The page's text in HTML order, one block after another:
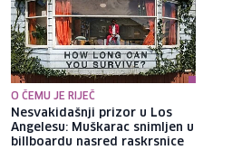
O ČEMU JE RIJEČ
Nesvakidašnji prizor u Los
Angelesu: Muškarac snimljen u
billboardu nasred raskrsnice